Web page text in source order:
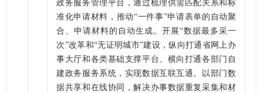
政务服务管理平台，通过梳理供需匹配关系和标
准化申请材料，推动“一件事”申请表单的自动聚
合、申请材料的自动生成。开展“数据最多采一
次”改革和“无证明城市”建设，纵向打通省网上办
事大厅和各类基础支撑平台、横向打通各部门自
建政务服务系统，实现数据互联互通。以部门数
据共享和在线协同，解决办事数据重复采集和材